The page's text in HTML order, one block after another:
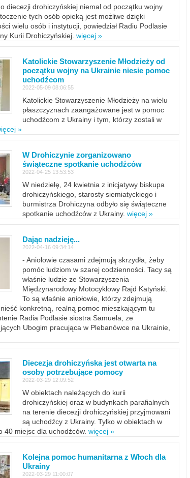
diecezji drohiczyńskiej niemal od początku wojny
tych osób opieką jest możliwe dzięki
wielu osób i instytucji, powiedział Radiu Podlasie
Kurii Drohiczyńskiej. więcej »
Katolickie Stowarzyszenie Młodzieży od
początku wojny na Ukrainie niesie pomoc
uchodźcom
2022-05-09 08:06:55
Katolickie Stowarzyszenie Młodzieży na wielu
płaszczyznach zaangażowane jest w pomoc
uchodźcom z Ukrainy i tym, którzy zostali w
»
W Drohiczynie zorganizowano
świąteczne spotkanie uchodźców
2022-04-25 13:53:53
W niedzielę, 24 kwietnia z inicjatywy biskupa
drohiczyńskiego, starosty siemiatyckiego i
burmistrza Drohiczyna odbyło się świąteczne
spotkanie uchodźców z Ukrainy. więcej »
Dając nadzieję...
2022-04-16 09:34:14
- Aniołowie czasami zdejmują skrzydła, żeby
pomóc ludziom w szarej codzienności. Tacy są
właśnie ludzie ze Stowarzyszenia
Międzynarodowy Motocyklowy Rajd Katyński.
To są właśnie aniołowie, którzy zdejmują
konkretną, realną pomoc mieszkającym tu
Radia Podlasie siostra Samuela, ze
Ubogim pracująca w Plebanówce na Ukrainie,
Diecezja drohiczyńska jest otwarta na
osoby potrzebujące pomocy
2022-03-29 12:09:52
W obiektach należących do kurii
drohiczyńskiej oraz w budynkach parafialnych
na terenie diecezji drohiczyńskiej przyjmowani
są uchodźcy z Ukrainy. Tylko w obiektach w
40 miejsc dla uchodźców. więcej »
Kolejna pomoc humanitarna z Włoch dla
Ukrainy
2022-03-29 11:00:07